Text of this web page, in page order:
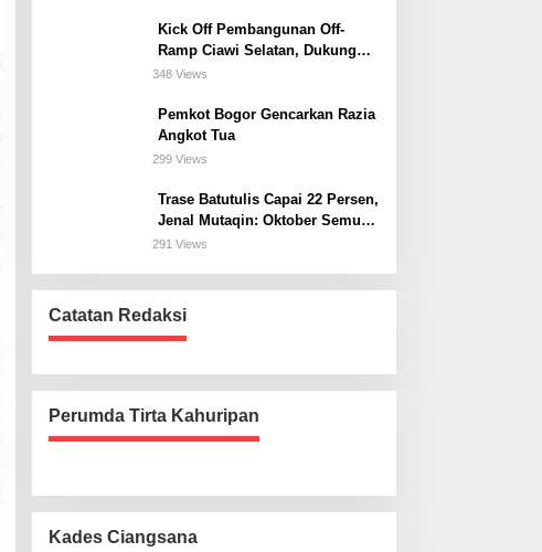
Kick Off Pembangunan Off-
Ramp Ciawi Selatan, Dukung
Konektivitas Antarwilayah di
348 Views
Pemkot Bogor Gencarkan Razia
Angkot Tua
299 Views
Trase Batutulis Capai 22 Persen,
Jenal Mutaqin: Oktober Semua
Harus Beres
291 Views
Catatan Redaksi
Perumda Tirta Kahuripan
Kades Ciangsana